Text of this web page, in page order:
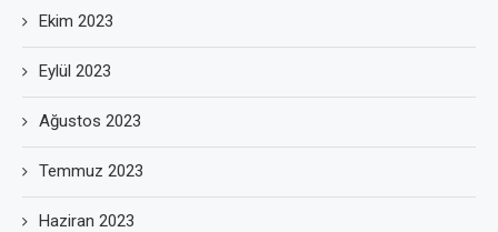
Ekim 2023
Eylül 2023
Ağustos 2023
Temmuz 2023
Haziran 2023